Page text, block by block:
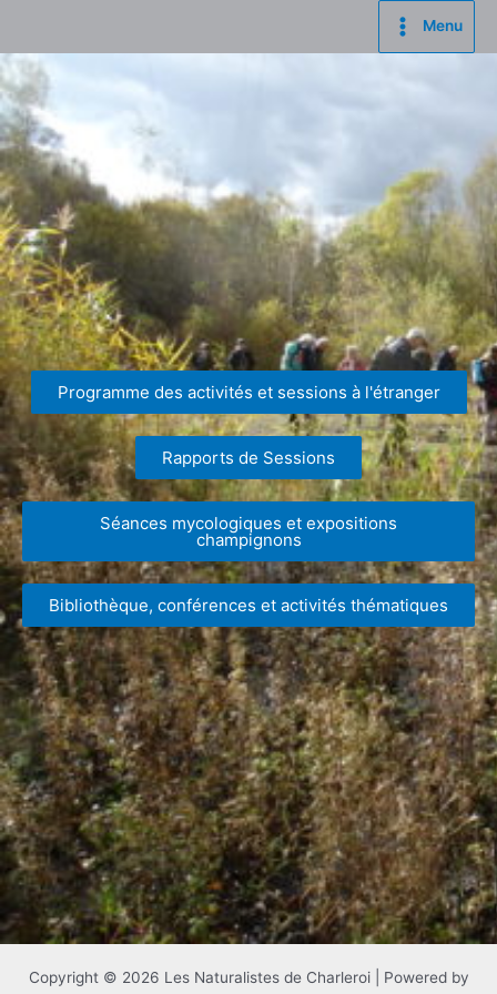
Menu
Programme des activités et sessions à l'étranger
Rapports de Sessions
Séances mycologiques et expositions
champignons
Bibliothèque, conférences et activités thématiques
Copyright © 2026 Les Naturalistes de Charleroi | Powered by